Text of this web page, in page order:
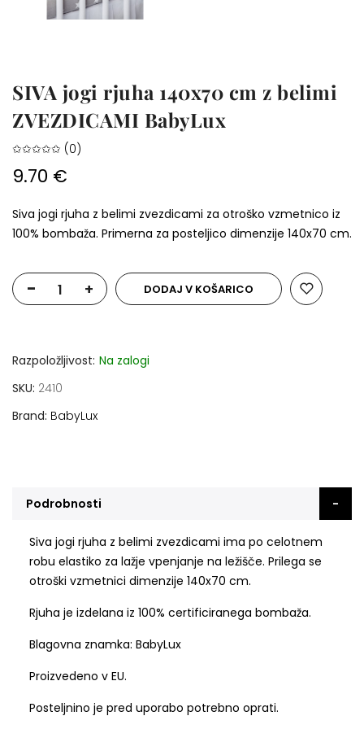
SIVA jogi rjuha 140x70 cm z belimi
ZVEZDICAMI BabyLux
✩✩✩✩✩ (0)
9.70 €
Siva jogi rjuha z belimi zvezdicami za otroško vzmetnico iz
100% bombaža. Primerna za posteljico dimenzije 140x70 cm.
- + DODAJ V KOŠARICO
Razpoložljivost: Na zalogi
SKU 2410
Brand BabyLux
Podrobnosti
Siva jogi rjuha z belimi zvezdicami ima po celotnem
robu elastiko za lažje vpenjanje na ležišče. Prilega se
otroški vzmetnici dimenzije 140x70 cm.
Rjuha je izdelana iz 100% certificiranega bombaža.
Blagovna znamka: BabyLux
Proizvedeno v EU.
Posteljnino je pred uporabo potrebno oprati.